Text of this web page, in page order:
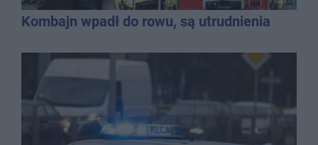
Kombajn wpadł do rowu, są utrudnienia